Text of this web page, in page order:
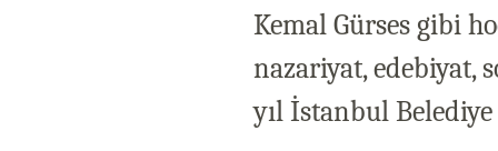
Kemal Gürses gibi
nazariyat, edebiyat,
yıl İstanbul